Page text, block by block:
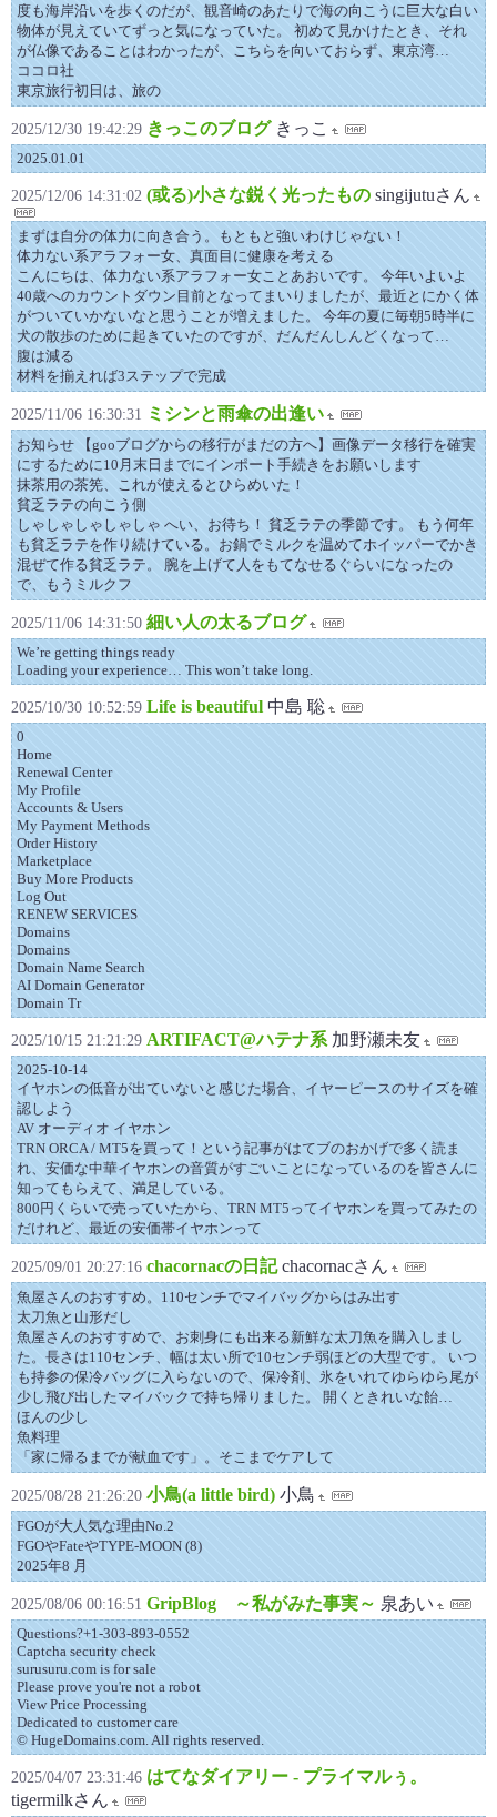
度も海岸沿いを歩くのだが、観音崎のあたりで海の向こうに巨大な白い
物体が見えていてずっと気になっていた。 初めて見かけたとき、それ
が仏像であることはわかったが、こちらを向いておらず、東京湾…
ココロ社
東京旅行初日は、旅の
2025/12/30 19:42:29 きっこのブログ きっこ
2025.01.01
2025/12/06 14:31:02 (或る)小さな鋭く光ったもの singijutuさん
まずは自分の体力に向き合う。もともと強いわけじゃない！
体力ない系アラフォー女、真面目に健康を考える
こんにちは、体力ない系アラフォー女ことあおいです。 今年いよいよ
40歳へのカウントダウン目前となってまいりましたが、最近とにかく体
がついていかないなと思うことが増えました。 今年の夏に毎朝5時半に
犬の散歩のために起きていたのですが、だんだんしんどくなって…
腹は減る
材料を揃えれば3ステップで完成
2025/11/06 16:30:31 ミシンと雨傘の出逢い
お知らせ 【gooブログからの移行がまだの方へ】画像データ移行を確実
にするために10月末日までにインポート手続きをお願いします
抹茶用の茶筅、これが使えるとひらめいた！
貧乏ラテの向こう側
しゃしゃしゃしゃしゃ へい、お待ち！ 貧乏ラテの季節です。 もう何年
も貧乏ラテを作り続けている。お鍋でミルクを温めてホイッパーでかき
混ぜて作る貧乏ラテ。 腕を上げて人をもてなせるぐらいになったの
で、もうミルクフ
2025/11/06 14:31:50 細い人の太るブログ
We’re getting things ready
Loading your experience… This won’t take long.
2025/10/30 10:52:59 Life is beautiful 中島 聡
0
Home
Renewal Center
My Profile
Accounts & Users
My Payment Methods
Order History
Marketplace
Buy More Products
Log Out
RENEW SERVICES
Domains
Domains
Domain Name Search
AI Domain Generator
Domain Tr
2025/10/15 21:21:29 ARTIFACT@ハテナ系 加野瀬未友
2025-10-14
イヤホンの低音が出ていないと感じた場合、イヤーピースのサイズを確
認しよう
AV オーディオ イヤホン
TRN ORCA / MT5を買って！という記事がはてブのおかげで多く読ま
れ、安価な中華イヤホンの音質がすごいことになっているのを皆さんに
知ってもらえて、満足している。
800円くらいで売っていたから、TRN MT5ってイヤホンを買ってみたの
だけれど、最近の安価帯イヤホンって
2025/09/01 20:27:16 chacornacの日記 chacornacさん
魚屋さんのおすすめ。110センチでマイバッグからはみ出す
太刀魚と山形だし
魚屋さんのおすすめで、お刺身にも出来る新鮮な太刀魚を購入しまし
た。長さは110センチ、幅は太い所で10センチ弱ほどの大型です。 いつ
も持参の保冷バッグに入らないので、保冷剤、氷をいれてゆらゆら尾が
少し飛び出したマイバックで持ち帰りました。 開くときれいな飴…
ほんの少し
魚料理
「家に帰るまでが献血です」。そこまでケアして
2025/08/28 21:26:20 小鳥(a little bird) 小鳥
FGOが大人気な理由No.2
FGOやFateやTYPE-MOON (8)
2025年8 月
2025/08/06 00:16:51 GripBlog ～私がみた事実～ 泉あい
Questions?+1-303-893-0552
Captcha security check
surusuru.com is for sale
Please prove you're not a robot
View Price Processing
Dedicated to customer care
© HugeDomains.com. All rights reserved.
2025/04/07 23:31:46 はてなダイアリー - プライマルぅ。
tigermilkさん